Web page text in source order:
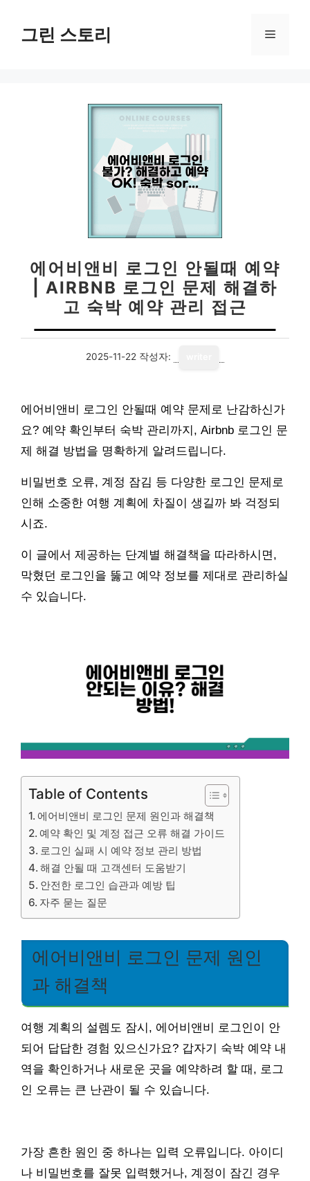
그린 스토리 메
에어비앤비 로그인 안될때 예약
| AIRBNB 로그인 문제 해결하
고 숙박 예약 관리 접근
2025-11-22 작성자:
에어비앤비 로그인 안될때 예약 문제로 난감하신가
요? 예약 확인부터 숙박 관리까지, Airbnb 로그인 문
제 해결 방법을 명확하게 알려드립니다.
비밀번호 오류, 계정 잠김 등 다양한 로그인 문제로
인해 소중한 여행 계획에 차질이 생길까 봐 걱정되
시죠.
이 글에서 제공하는 단계별 해결책을 따라하시면,
막혔던 로그인을 뚫고 예약 정보를 제대로 관리하실
수 있습니다.
Table of Contents
에어비앤비 로그인 문제 원인과 해결책
예약 확인 및 계정 접근 오류 해결 가이드
로그인 실패 시 예약 정보 관리 방법
해결 안될 때 고객센터 도움받기
안전한 로그인 습관과 예방 팁
자주 묻는 질문
에어비앤비 로그인 문제 원인
과 해결책
여행 계획의 설렘도 잠시, 에어비앤비 로그인이 안
되어 답답한 경험 있으신가요? 갑자기 숙박 예약 내
역을 확인하거나 새로운 곳을 예약하려 할 때, 로그
인 오류는 큰 난관이 될 수 있습니다.
가장 흔한 원인 중 하나는 입력 오류입니다. 아이디
나 비밀번호를 잘못 입력했거나, 계정이 잠긴 경우